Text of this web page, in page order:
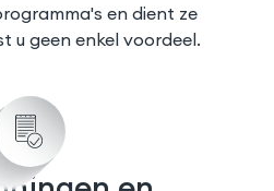
en dient ze
u geen enkel voordeel.